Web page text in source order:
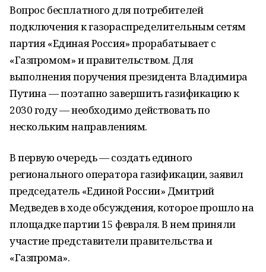
Вопрос бесплатного для потребителей
подключения к газораспределительным сетям
партия «Единая Россия» прорабатывает с
«Газпромом» и правительством. Для
выполнения поручения президента Владимира
Путина — поэтапно завершить газификацию к
2030 году — необходимо действовать по
нескольким направлениям.
В первую очередь — создать единого
регионального оператора газификации, заявил
председатель «Единой России» Дмитрий
Медведев в ходе обсуждения, которое прошло на
площадке партии 15 февраля. В нем приняли
участие представители правительства и
«Газпрома».